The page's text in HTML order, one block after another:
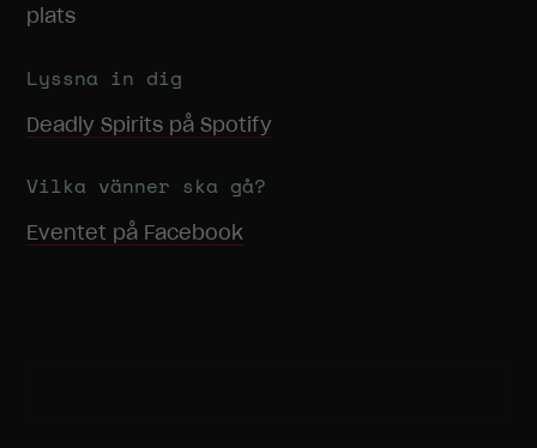
plats
Lyssna in dig
Deadly Spirits på Spotify
Vilka vänner ska gå?
Eventet på Facebook